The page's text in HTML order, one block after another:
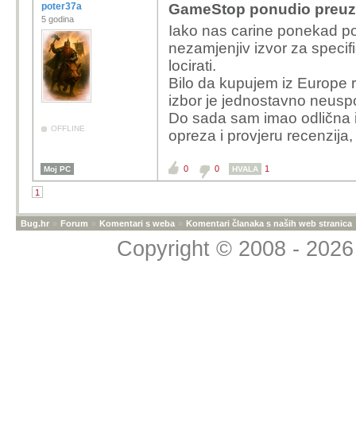
poter37a
5 godina
OFFLINE
GameStop ponudio
Iako nas carine ponekad
nezamjenjiv izvor za
locirati.
Bilo da kupujem iz Europe
izbor je jednostavno
Do sada sam imao
opreza i provjeru
Moj PC 0 0 HVALA 1
1
Bug.hr » Forum » Komentari s weba » Komentari članaka s naših web stranica
Copyright © 2008 -